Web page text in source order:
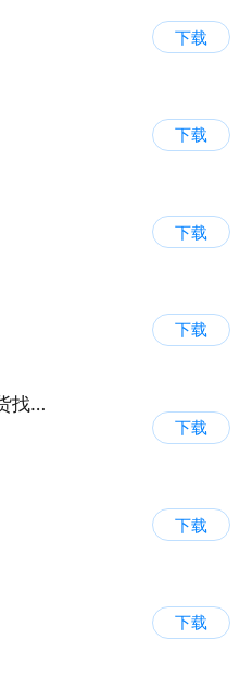
下载
下载
下载
下载
牛卡福司机-拉货找货货源货车物流司机运输
下载
下载
下载